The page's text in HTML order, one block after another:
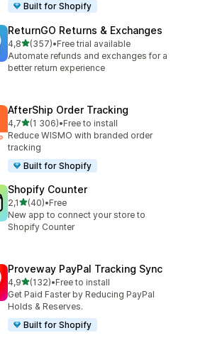
Built for Shopify
ReturnGO Returns & Exchanges
4,8na 5 gwiazdek
(357)
Łączna liczba recenzji: 357
•Free trial available
Automate refunds and exchanges for a
better return experience
AfterShip Order Tracking
4,7na 5 gwiazdek
(1 306)
Łączna liczba recenzji: 1306
•Free to install
Reduce WISMO with branded order
tracking
Built for Shopify
Shopify Counter
2,1na 5 gwiazdek
(40)
Łączna liczba recenzji: 40
•Free
New app to connect your store to
Shopify Counter
Proveway PayPal Tracking Sync
4,9na 5 gwiazdek
(132)
Łączna liczba recenzji: 132
•Free to install
Get Paid Faster by Reducing PayPal
Holds & Reserves.
Built for Shopify